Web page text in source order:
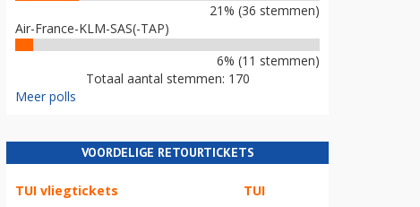
21% (36 stemmen)
Air-France-KLM-SAS(-TAP)
6% (11 stemmen)
Totaal aantal stemmen: 170
Meer polls
VOORDELIGE RETOURTICKETS
TUI vliegtickets TUI